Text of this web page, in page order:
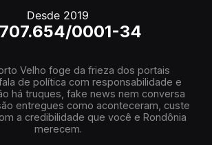
Desde 2019
0001-34
Velho foge da frieza dos portais
de política com responsabilidade e
há truques, fake news nem conversa
entregues como aconteceram, custe
a credibilidade que você e Rondônia
merecem.